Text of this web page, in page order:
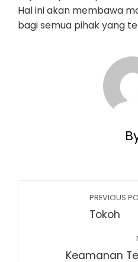
Hal ini akan membawa
bagi semua pihak yang
PREVIOUS
Tokoh
Keamanan